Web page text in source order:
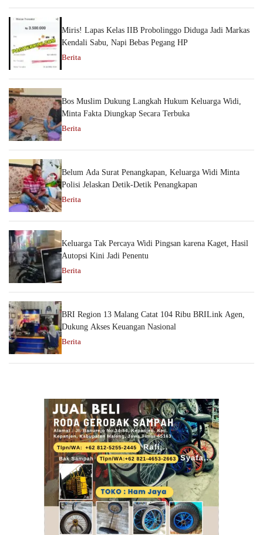
Miris! Lapas Kelas IIB Probolinggo Diduga Jadi Markas
Kendali Sabu, Napi Bebas Pegang HP
Berita
Bos Muslim Dukung Langkah Hukum Keluarga Widi,
Minta Fakta Diungkap Secara Terbuka
Berita
Belum Ada Surat Penangkapan, Keluarga Widi Minta
Polisi Jelaskan Detik-Detik Penangkapan
Berita
Keluarga Tak Percaya Widi Pingsan karena Kaget, Hasil
Autopsi Kini Jadi Penentu
Berita
BRI Region 13 Malang Catat 104 Ribu BRILink Agen,
Dukung Akses Keuangan Nasional
Berita